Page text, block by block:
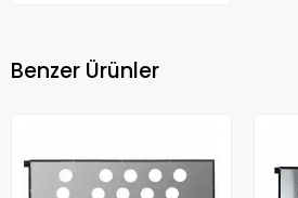
Benzer Ürünler